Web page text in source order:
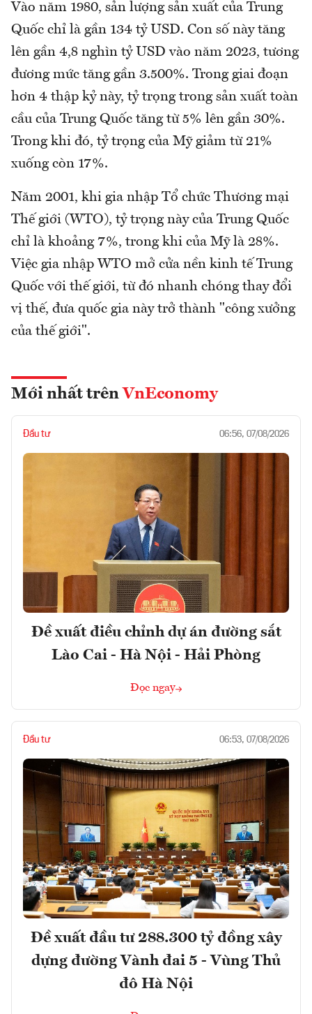
Vào năm 1980, sản lượng sản xuất của Trung
Quốc chỉ là gần 134 tỷ USD. Con số này tăng
lên gần 4,8 nghìn tỷ USD vào năm 2023, tương
đương mức tăng gần 3.500%. Trong giai đoạn
hơn 4 thập kỷ này, tỷ trọng trong sản xuất toàn
cầu của Trung Quốc tăng từ 5% lên gần 30%.
Trong khi đó, tỷ trọng của Mỹ giảm từ 21%
xuống còn 17%.
Năm 2001, khi gia nhập Tổ chức Thương mại
Thế giới (WTO), tỷ trọng này của Trung Quốc
chỉ là khoảng 7%, trong khi của Mỹ là 28%.
Việc gia nhập WTO mở cửa nền kinh tế Trung
Quốc với thế giới, từ đó nhanh chóng thay đổi
vị thế, đưa quốc gia này trở thành "công xưởng
của thế giới".
Mới nhất trên VnEconomy
Đầu tư 06:56, 07/08/2026
Đề xuất điều chỉnh dự án đường sắt
Lào Cai - Hà Nội - Hải Phòng
Đọc ngay
Đầu tư 06:53, 07/08/2026
Đề xuất đầu tư 288.300 tỷ đồng xây
dựng đường Vành đai 5 - Vùng Thủ
đô Hà Nội